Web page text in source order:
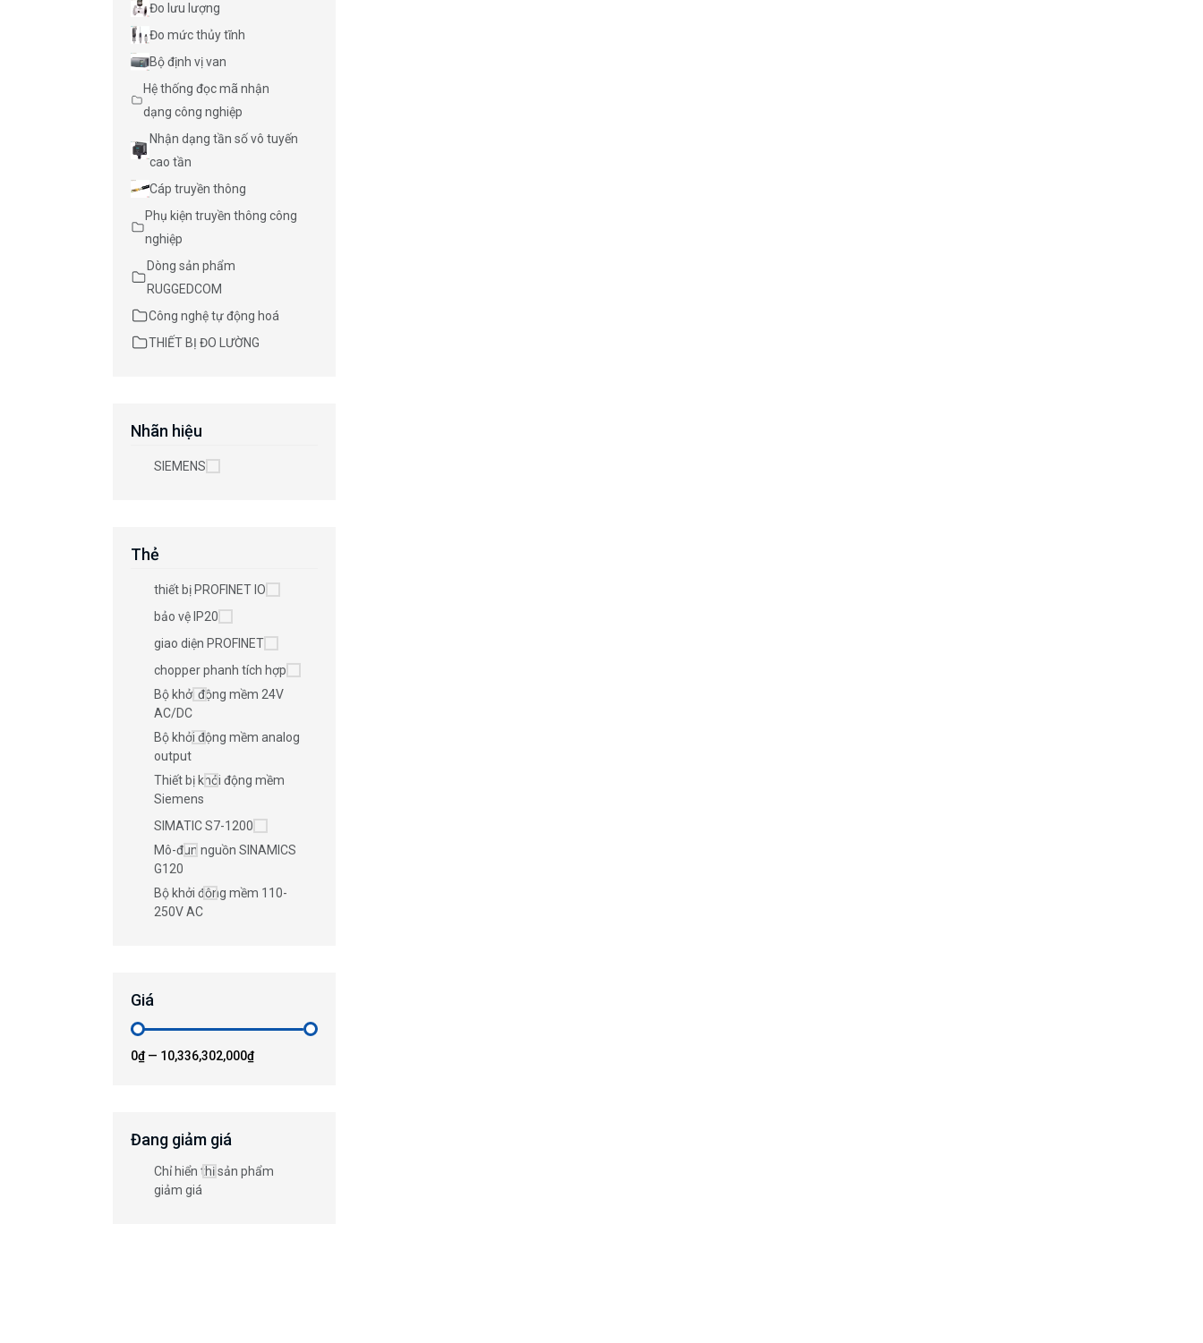
Đo lưu lượng
Đo mức thủy tĩnh
Bộ định vị van
Hệ thống đọc mã nhận
dạng công nghiệp
Nhận dạng tần số vô tuyến
cao tần
Cáp truyền thông
Phụ kiện truyền thông công
nghiệp
Dòng sản phẩm
RUGGEDCOM
Công nghệ tự động hoá
THIẾT BỊ ĐO LƯỜNG
Nhãn hiệu
SIEMENS
Thẻ
thiết bị PROFINET IO
bảo vệ IP20
giao diện PROFINET
chopper phanh tích hợp
Bộ khởi động mềm 24V
AC/DC
Bộ khởi động mềm analog
output
Thiết bị khởi động mềm
Siemens
SIMATIC S7-1200
Mô-đun nguồn SINAMICS
G120
Bộ khởi động mềm 110-
250V AC
Giá
0₫— 10,336,302,000₫
Đang giảm giá
Chỉ hiển thị sản phẩm
giảm giá